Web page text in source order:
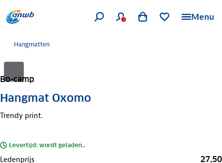
Menu
Hangmatten
Bo-camp
Hangmat Oxomo
Trendy print.
Levertijd: wordt geladen..
Ledenprijs 27,50